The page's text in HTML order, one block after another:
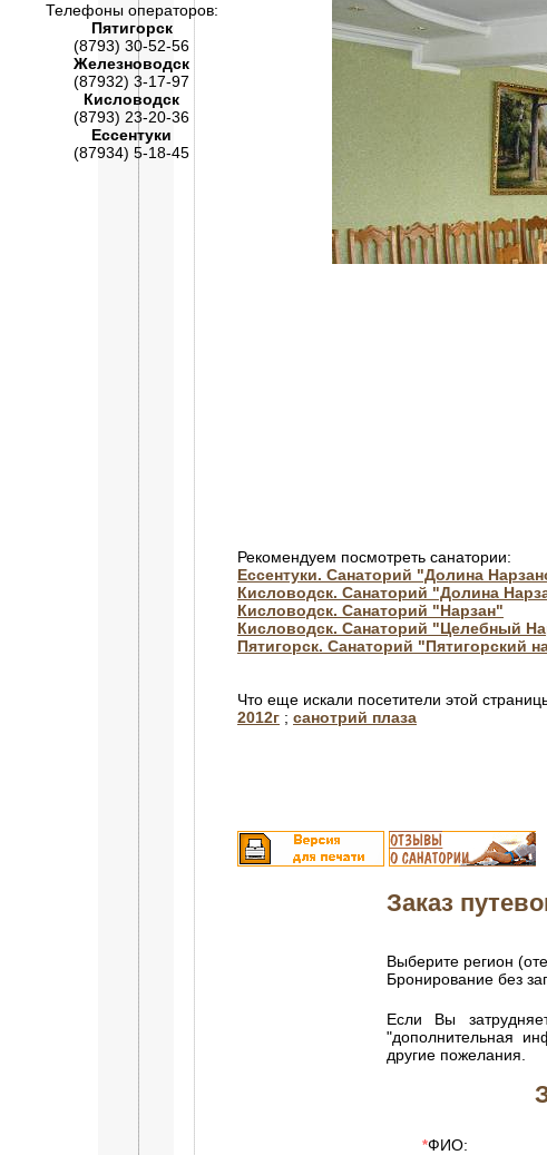
Телефоны операторов:
Пятигорск
(8793) 30-52-56
Железноводск
(87932) 3-17-97
Кисловодск
(8793) 23-20-36
Ессентуки
(87934) 5-18-45
Рекомендуем посмотреть санатории:
Ессентуки. Санаторий "Долина
Кисловодск. Санаторий "Долина
Кисловодск. Санаторий "Нарзан"
Кисловодск. Санаторий "Целебный
Пятигорск. Санаторий "Пятигорский
Что еще искали посетители этой
2012г ; санотрий плаза
Заказ
Выберите регион
Бронирование без
Если Вы
"дополнительная
другие пожелания.
*ФИО: